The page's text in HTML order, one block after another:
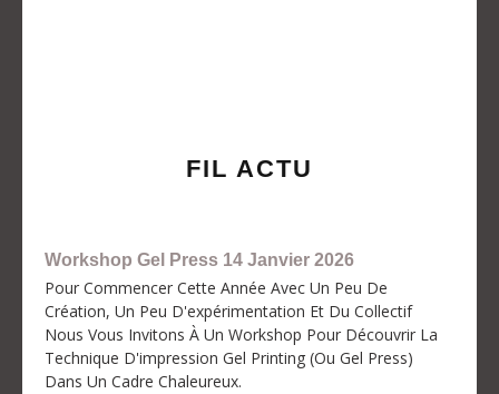
FIL ACTU
Workshop Gel Press 14 Janvier 2026
Pour Commencer Cette Année Avec Un Peu De
Création, Un Peu D'expérimentation Et Du Collectif
Nous Vous Invitons À Un Workshop Pour Découvrir La
Technique D'impression Gel Printing (ou Gel Press)
Dans Un Cadre Chaleureux.